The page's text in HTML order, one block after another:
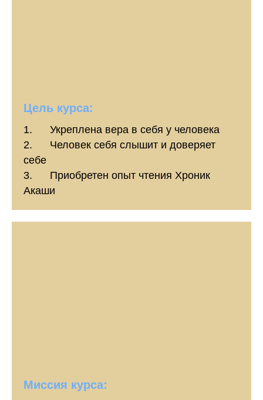
Цель курса:
1. Укреплена вера в себя у человека
2. Человек себя слышит и доверяет
себе
3. Приобретен опыт чтения Хроник
Акаши
Миссия курса: